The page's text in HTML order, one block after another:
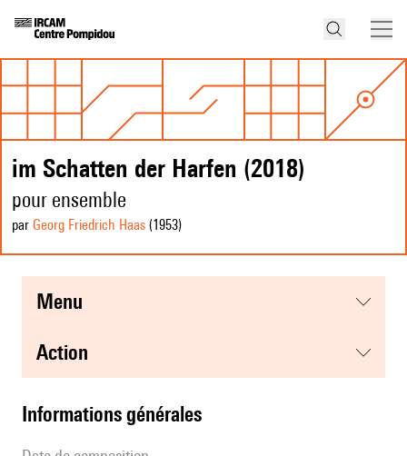
im Schatten der Harfen (2018)
pour ensemble
par Georg Friedrich Haas (1953)
menu
action
informations générales